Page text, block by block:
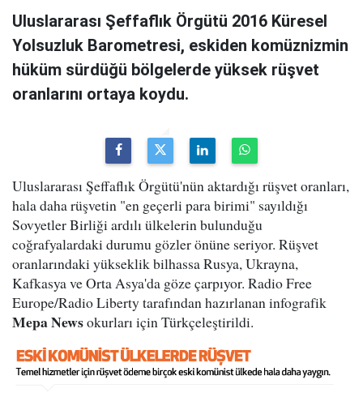
Uluslararası Şeffaflık Örgütü 2016 Küresel
Yolsuzluk Barometresi, eskiden komüznizmin
hüküm sürdüğü bölgelerde yüksek rüşvet
oranlarını ortaya koydu.
Uluslararası Şeffaflık Örgütü'nün aktardığı rüşvet oranları,
hala daha rüşvetin "en geçerli para birimi" sayıldığı
Sovyetler Birliği ardılı ülkelerin bulunduğu
coğrafyalardaki durumu gözler önüne seriyor. Rüşvet
oranlarındaki yükseklik bilhassa Rusya, Ukrayna,
Kafkasya ve Orta Asya'da göze çarpıyor. Radio Free
Europe/Radio Liberty tarafından hazırlanan infografik
Mepa Newsokurları için Türkçeleştirildi.